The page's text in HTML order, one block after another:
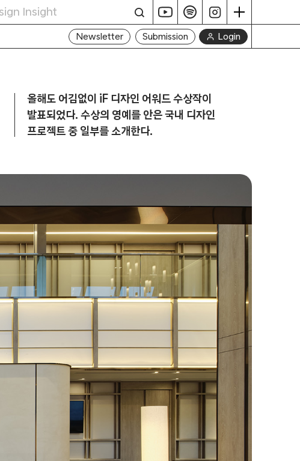
Newsletter Submission Login
올해도 어김없이 iF 디자인 어워드 수상작이
발표되었다. 수상의 영예를 안은 국내 디자인
프로젝트 중 일부를 소개한다.